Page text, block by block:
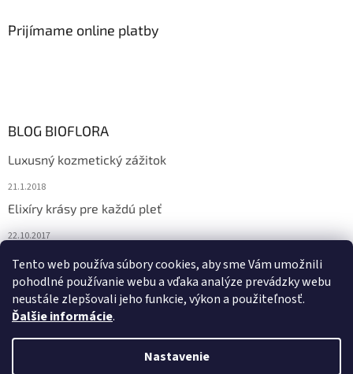
Tento web používa súbory cookies, aby sme Vám umožnili
pohodlné používanie webu a vďaka analýze prevádzky webu
neustále zlepšovali jeho funkcie, výkon a použiteľnosť.
Ďalšie informácie.
Nastavenie
Prijímame online platby
BLOG BIOFLORA
Luxusný kozmetický zážitok
21.1.2018
Elixíry krásy pre každú pleť
22.10.2017
Spoznajte prírodnú kozmetiku Sante
10.10.2017